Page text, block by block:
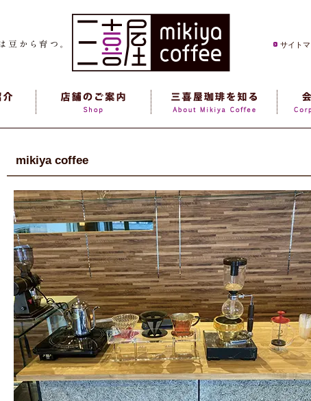
サイト
mikiya coffee